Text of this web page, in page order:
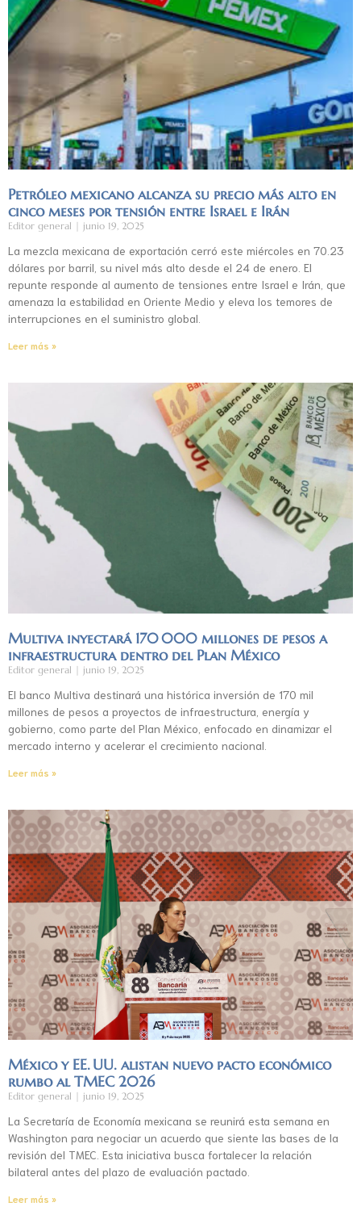
Petróleo mexicano alcanza su precio más alto en
cinco meses por tensión entre Israel e Irán
Editor general junio 19, 2025
La mezcla mexicana de exportación cerró este miércoles en 70.23
dólares por barril, su nivel más alto desde el 24 de enero. El
repunte responde al aumento de tensiones entre Israel e Irán, que
amenaza la estabilidad en Oriente Medio y eleva los temores de
interrupciones en el suministro global.
Leer más »
Multiva inyectará 170 000 millones de pesos a
infraestructura dentro del Plan México
Editor general junio 19, 2025
El banco Multiva destinará una histórica inversión de 170 mil
millones de pesos a proyectos de infraestructura, energía y
gobierno, como parte del Plan México, enfocado en dinamizar el
mercado interno y acelerar el crecimiento nacional.
Leer más »
México y EE. UU. alistan nuevo pacto económico
rumbo al TMEC 2026
Editor general junio 19, 2025
La Secretaría de Economía mexicana se reunirá esta semana en
Washington para negociar un acuerdo que siente las bases de la
revisión del TMEC. Esta iniciativa busca fortalecer la relación
bilateral antes del plazo de evaluación pactado.
Leer más »